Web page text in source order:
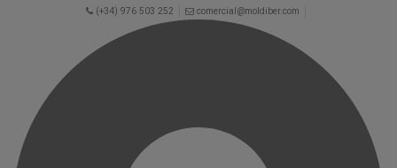
(+34) 976 503 252 comercial@moldiber.com